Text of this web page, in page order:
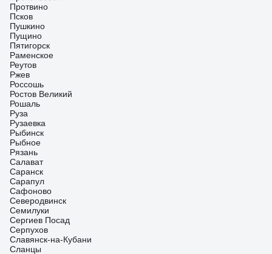
Протвино
Псков
Пушкино
Пущино
Пятигорск
Раменское
Реутов
Ржев
Россошь
Ростов Великий
Рошаль
Руза
Рузаевка
Рыбинск
Рыбное
Рязань
Салават
Саранск
Сарапул
Сафоново
Северодвинск
Семилуки
Сергиев Посад
Серпухов
Славянск-на-Кубани
Сланцы